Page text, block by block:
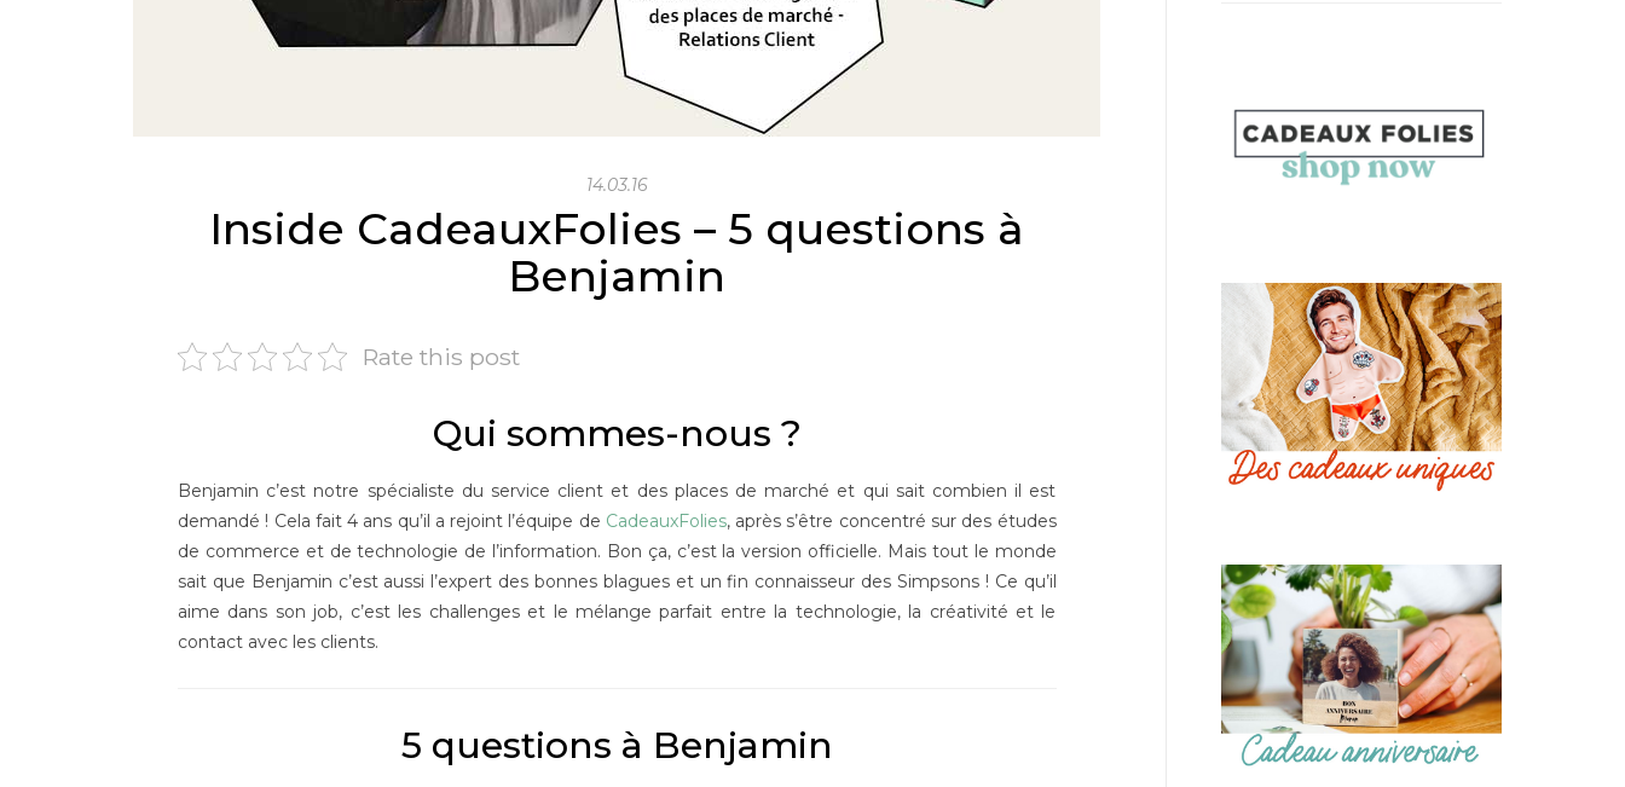
14.03.16
Inside CadeauxFolies – 5 questions à
Benjamin
Rate this post
Qui sommes-nous ?
Benjamin c’est notre spécialiste du service client et des places de marché et qui sait combien il est
demandé ! Cela fait 4 ans qu’il a rejoint l’équipe de CadeauxFolies, après s’être concentré sur des études
de commerce et de technologie de l’information. Bon ça, c’est la version officielle. Mais tout le monde
sait que Benjamin c’est aussi l’expert des bonnes blagues et un fin connaisseur des Simpsons ! Ce qu’il
aime dans son job, c’est les challenges et le mélange parfait entre la technologie, la créativité et le
contact avec les clients.
5 questions à Benjamin